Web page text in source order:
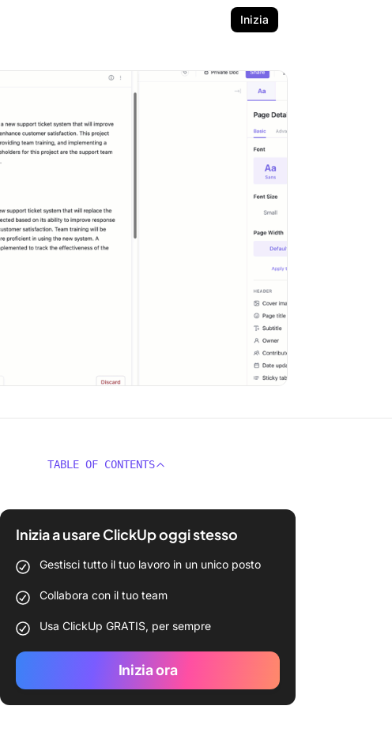
Inizia
TABLE OF CONTENTS
Inizia a usare ClickUp oggi stesso
Gestisci tutto il tuo lavoro in un unico posto
Collabora con il tuo team
Usa ClickUp GRATIS, per sempre
Inizia ora